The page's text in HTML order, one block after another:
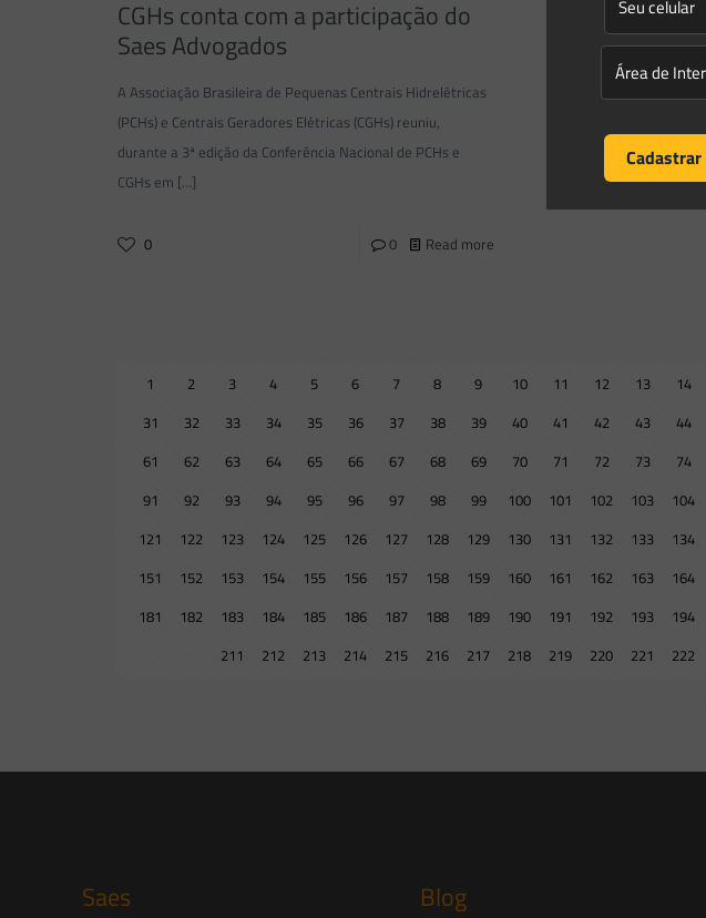
CGHs conta com a participação do
Saes Advogados
A Associação Brasileira de Pequenas Centrais Hidrelétricas
(PCHs) e Centrais Geradores Elétricas (CGHs) reuniu,
durante a 3ª edição da Conferência Nacional de PCHs e
CGHs em […]
0 0 Read more
1 2 3 4 5 6 7 8 9 10 11 12 13 14
31
32 33 34 35 36 37 38 39 40 41 42 43 44
61
62 63 64 65 66 67 68 69 70 71 72 73 74
91
92 93 94 95 96 97 98 99 100 101 102 103 104
121
122 123 124 125 126 127 128 129 130 131 132 133 134
151
152 153 154 155 156 157 158 159 160 161 162 163 164
181
182 183 184 185 186 187 188 189 190 191 192 193 194
211
212 213 214 215 216 217 218 219 220 221 222
Saes Blog